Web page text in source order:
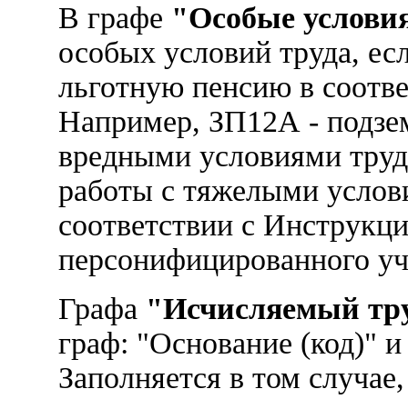
В графе "Особые
особых условий труда,
льготную пенсию в
Например, ЗП12А -
вредными условиями
работы с тяжелыми
соответствии с
персонифицированного
Графа "Исчисляемый
граф: "Основание (код)"
Заполняется в том